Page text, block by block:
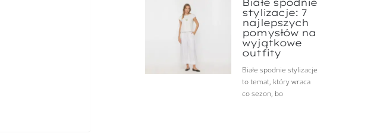
Białe spodnie
stylizacje: 7
najlepszych
pomysłów na
wyjątkowe
outfity
Białe spodnie stylizacje
to temat, który wraca
co sezon, bo